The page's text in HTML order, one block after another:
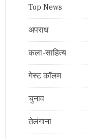
Top News
अपराध
कला-साहित्य
गेस्ट कॉलम
चुनाव
तेलंगाना